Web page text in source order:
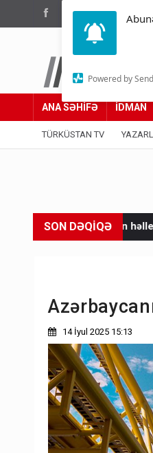
Powered by
Adımız
ANA SƏHİFƏ İDMAN
TÜRKÜSTAN TV
SON DƏQİQƏ
həlledici həftəsi...
14 İyul 2025 15:13